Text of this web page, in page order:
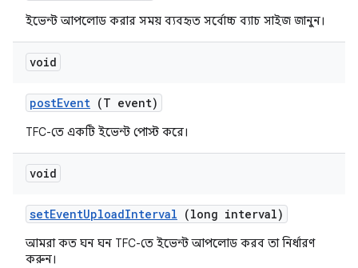
ইভেন্ট আপলোড করার সময় ব্যবহৃত সর্বোচ্চ ব্যাচ সাইজ জানুন।
void
postEvent (T event)
TFC-তে একটি ইভেন্ট পোস্ট করে।
void
setEventUploadInterval (long interval)
আমরা কত ঘন ঘন TFC-তে ইভেন্ট আপলোড করব তা নির্ধারণ
করুন।